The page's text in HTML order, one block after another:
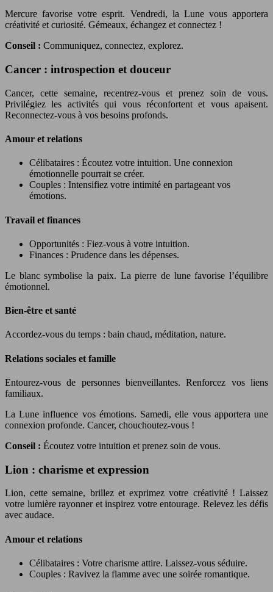
Mercure favorise votre esprit. Vendredi, la Lune vous apportera
créativité et curiosité. Gémeaux, échangez et connectez !
Conseil : Communiquez, connectez, explorez.
Cancer : introspection et douceur
Cancer, cette semaine, recentrez-vous et prenez soin de vous.
Privilégiez les activités qui vous réconfortent et vous apaisent.
Reconnectez-vous à vos besoins profonds.
Amour et relations
Célibataires : Écoutez votre intuition. Une connexion
émotionnelle pourrait se créer.
Couples : Intensifiez votre intimité en partageant vos
émotions.
Travail et finances
Opportunités : Fiez-vous à votre intuition.
Finances : Prudence dans les dépenses.
Le blanc symbolise la paix. La pierre de lune favorise l’équilibre
émotionnel.
Bien-être et santé
Accordez-vous du temps : bain chaud, méditation, nature.
Relations sociales et famille
Entourez-vous de personnes bienveillantes. Renforcez vos liens
familiaux.
La Lune influence vos émotions. Samedi, elle vous apportera une
connexion profonde. Cancer, chouchoutez-vous !
Conseil : Écoutez votre intuition et prenez soin de vous.
Lion : charisme et expression
Lion, cette semaine, brillez et exprimez votre créativité ! Laissez
votre lumière rayonner et inspirez votre entourage. Relevez les défis
avec audace.
Amour et relations
Célibataires : Votre charisme attire. Laissez-vous séduire.
Couples : Ravivez la flamme avec une soirée romantique.